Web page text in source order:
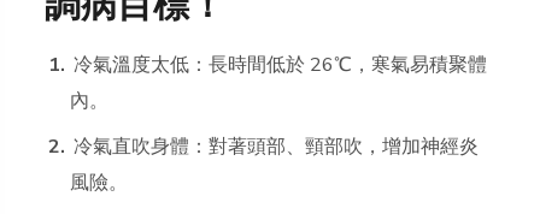
冷氣溫度太低：長時間低於 26℃，寒氣易積聚體
內。
冷氣直吹身體：對著頭部、頸部吹，增加神經炎
風險。